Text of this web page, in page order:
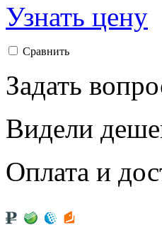
Узнать цену
Сравнить
Задать
Видели
Оплата и